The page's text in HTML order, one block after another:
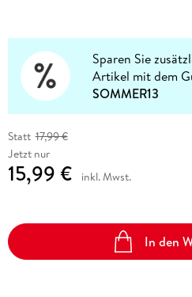
Sparen Sie
Artikel mit dem
SOMMER13
Statt 17,99 €
Jetzt nur
15,99 € inkl. Mwst.
In den